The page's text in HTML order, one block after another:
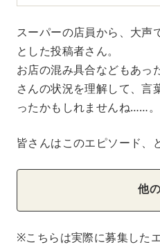
スーパーの店員から、大声
とした投稿者さん。
お店の混み具合などもあっ
さんの状況を理解して、言
ったかもしれませんね……。
皆さんはこのエピソード、
他
※こちらは実際に募集した